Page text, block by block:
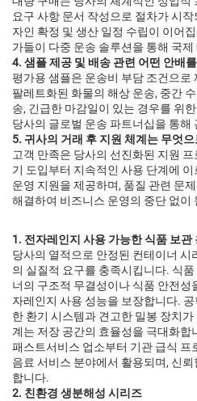
요구 사항 문서 작성으로 절차가 시
자인 확정 및 생산 일정 수립이 이어
가들이 다중 운송 솔루션을 통해 국
4. 샘플 제공 및 배송 관련 어떤 안배
평가용 샘플은 운송비 부담 조건으로
팔레트화된 화물의 해상 운송, 중간
송, 긴급한 마감일이 있는 경우를 위
당사의 글로벌 운송 파트너십을 통해
5. 귀사의 거래 후 지원 체계는 무엇
고객 만족은 당사의 선진화된 지원
기 도입부터 지속적인 사용 단계에
운영 지원을 제공하며, 품질 관련 문
해결하여 비즈니스 운영의 중단 없이
1. 전자레인지 사용 가능한 식품 보관
당사의 열적으로 안정된 컨테이너
의 실질적 요구를 충족시킵니다. 식
너의 구조적 무결성이나 식품 안전
자레인지 사용 성능을 보장합니다.
한 환기 시스템과 견고한 밀봉 장치가
계는 저장 공간의 효율성을 극대화
패스트서비스 업소부터 기관 급식 프
음료 서비스 분야에서 활용되며, 신
합니다.
2. 친환경 생분해성 시리즈